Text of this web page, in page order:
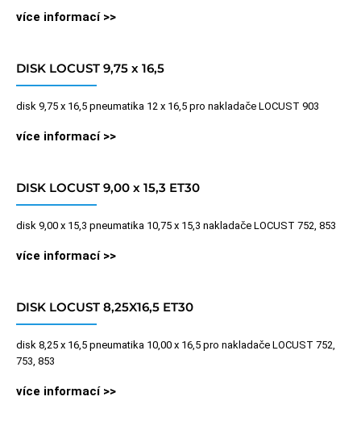
více informací >>
DISK LOCUST 9,75 x 16,5
disk 9,75 x 16,5 pneumatika 12 x 16,5 pro nakladače LOCUST 903
více informací >>
DISK LOCUST 9,00 x 15,3 ET30
disk 9,00 x 15,3 pneumatika 10,75 x 15,3 nakladače LOCUST 752, 853
více informací >>
DISK LOCUST 8,25X16,5 ET30
disk 8,25 x 16,5 pneumatika 10,00 x 16,5 pro nakladače LOCUST 752,
753, 853
více informací >>